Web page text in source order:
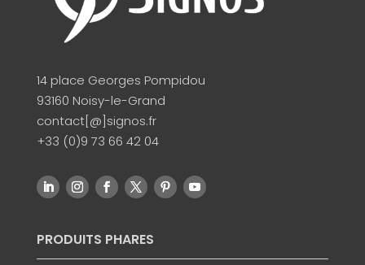
14 place Georges Pompidou
93160 Noisy-le-Grand
contact[@]signos.fr
+33 (0)9 73 66 42 04
PRODUITS PHARES